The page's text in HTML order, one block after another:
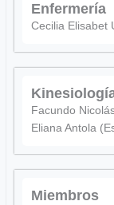
Enfermería
Cecilia Elisabet
Facundo
Eliana Antola
Miembros